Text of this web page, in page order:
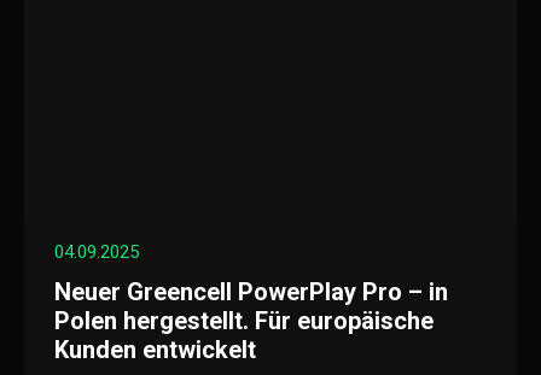
04.09.2025
Neuer Greencell PowerPlay Pro – in
Polen hergestellt. Für europäische
Kunden entwickelt